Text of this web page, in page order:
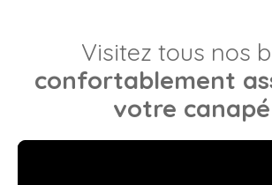
Visitez tous nos
confortablement
votre